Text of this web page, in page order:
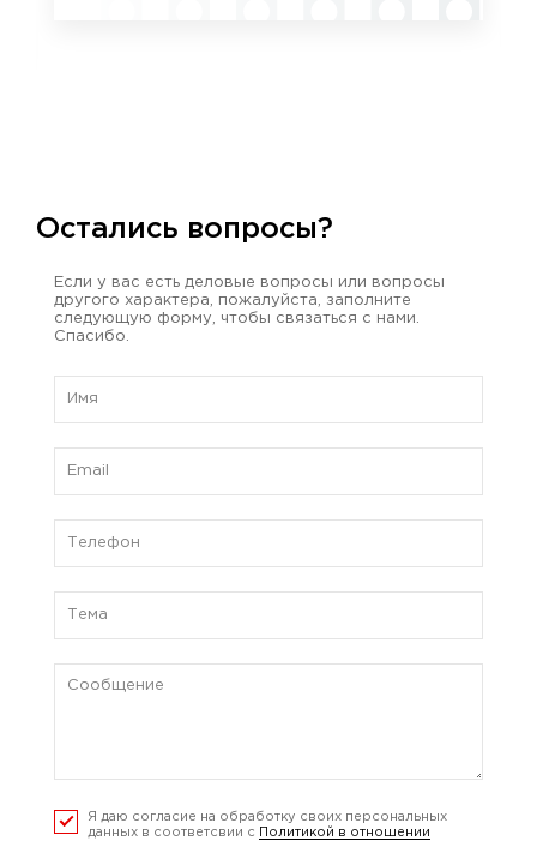
Остались вопросы?
Если у вас есть деловые вопросы или вопросы
другого характера, пожалуйста, заполните
следующую форму, чтобы связаться с нами.
Спасибо.
Я даю согласие на обработку своих персональных
данных в соответсвии с
Политикой в отношении